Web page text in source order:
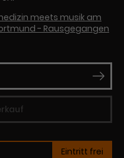
meets musik am
- Rausgegangen
Eintritt frei